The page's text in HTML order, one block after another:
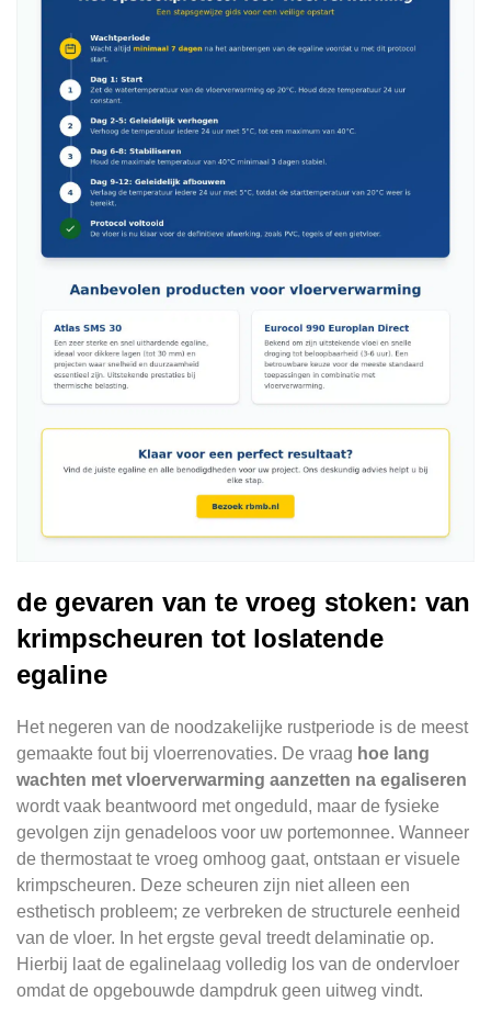
de gevaren van te vroeg stoken: van
krimpscheuren tot loslatende
egaline
Het negeren van de noodzakelijke rustperiode is de meest
gemaakte fout bij vloerrenovaties. De vraag hoe lang
wachten met vloerverwarming aanzetten na egaliseren
wordt vaak beantwoord met ongeduld, maar de fysieke
gevolgen zijn genadeloos voor uw portemonnee. Wanneer
de thermostaat te vroeg omhoog gaat, ontstaan er visuele
krimpscheuren. Deze scheuren zijn niet alleen een
esthetisch probleem; ze verbreken de structurele eenheid
van de vloer. In het ergste geval treedt delaminatie op.
Hierbij laat de egalinelaag volledig los van de ondervloer
omdat de opgebouwde dampdruk geen uitweg vindt.